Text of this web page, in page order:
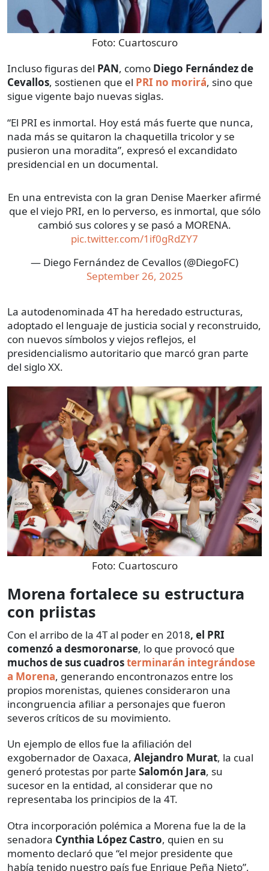
Foto: Cuartoscuro
Incluso figuras del PAN, como Diego Fernández de
Cevallos, sostienen que el PRI no morirá, sino que
sigue vigente bajo nuevas siglas.
“El PRI es inmortal. Hoy está más fuerte que nunca,
nada más se quitaron la chaquetilla tricolor y se
pusieron una moradita”, expresó el excandidato
presidencial en un documental.
En una entrevista con la gran Denise Maerker afirmé
que el viejo PRI, en lo perverso, es inmortal, que sólo
cambió sus colores y se pasó a MORENA.
pic.twitter.com/1if0gRdZY7
— Diego Fernández de Cevallos (@DiegoFC)
September 26, 2025
La autodenominada 4T ha heredado estructuras,
adoptado el lenguaje de justicia social y reconstruido,
con nuevos símbolos y viejos reflejos, el
presidencialismo autoritario que marcó gran parte
del siglo XX.
Foto: Cuartoscuro
Morena fortalece su estructura
con priistas
Con el arribo de la 4T al poder en 2018, el PRI
comenzó a desmoronarse, lo que provocó que
muchos de sus cuadrosterminarán integrándose
a Morena, generando encontronazos entre los
propios morenistas, quienes consideraron una
incongruencia afiliar a personajes que fueron
severos críticos de su movimiento.
Un ejemplo de ellos fue la afiliación del
exgobernador de Oaxaca, Alejandro Murat, la cual
generó protestas por parte Salomón Jara, su
sucesor en la entidad, al considerar que no
representaba los principios de la 4T.
Otra incorporación polémica a Morena fue la de la
senadora Cynthia López Castro, quien en su
momento declaró que “el mejor presidente que
había tenido nuestro país fue Enrique Peña Nieto”,